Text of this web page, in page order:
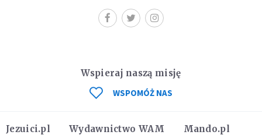
Jezuici.pl Wydawnictwo WAM Mando.pl
Wspieraj naszą misję
WSPOMÓŻ NAS